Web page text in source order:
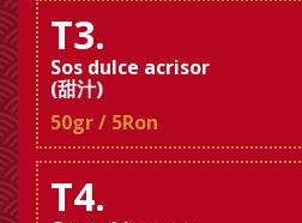
T3.
Sos dulce acrisor
(甜汁)
50gr / 5Ron
T4.